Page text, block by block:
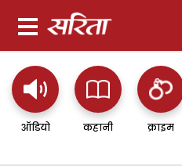
ऑडियो कहानी क्राइम